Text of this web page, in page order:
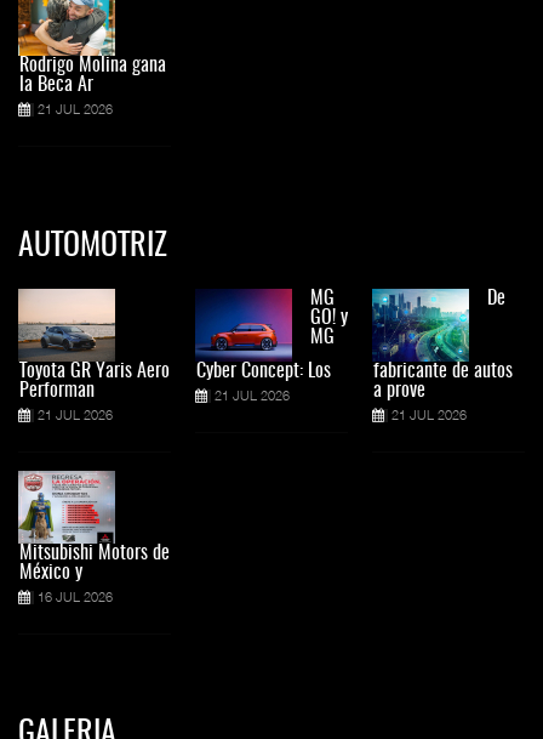
Rodrigo Molina gana
la Beca Ar
21 JUL 2026
AUTOMOTRIZ
Toyota GR Yaris Aero
Performan
21 JUL 2026
Mitsubishi Motors de
México y
16 JUL 2026
MG
GO! y
MG
Cyber Concept: Los
21 JUL 2026
De
fabricante de autos
a prove
21 JUL 2026